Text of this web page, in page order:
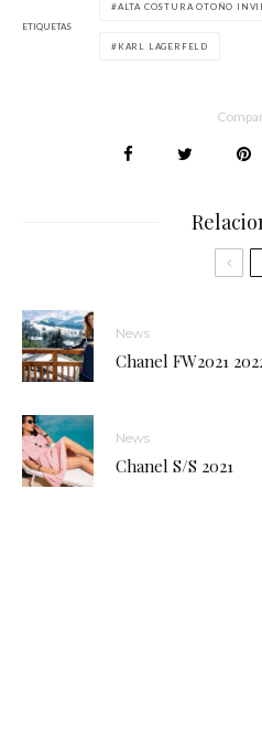
ETIQUETAS
ALTA COSTURA OTOÑO
KARL LAGERFELD
News
Chanel FW2021
News
Chanel S/S 2021